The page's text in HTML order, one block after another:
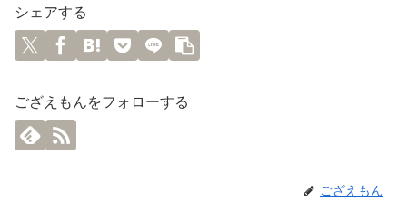
シェアする
ござえもんをフォローする
ござえもん